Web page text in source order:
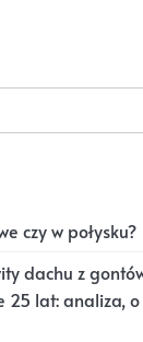
czy w połysku?
dachu z
25 lat: analiza,